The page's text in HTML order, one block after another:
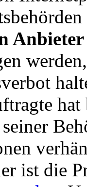
ist die